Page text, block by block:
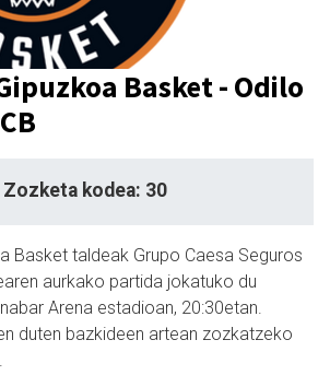
Basket - Odilo
Zozketa kodea: 30
Basket taldeak Grupo Caesa Seguros
aurkako partida jokatuko du
Arena estadioan, 20:30etan.
duten bazkideen artean zozkatzeko